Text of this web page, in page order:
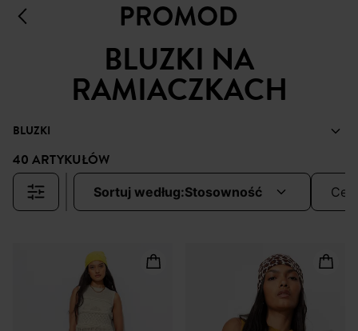
BLUZKI NA
RAMIACZKACH
BLUZKI
40 ARTYKUŁÓW
sortuj według: stosowność